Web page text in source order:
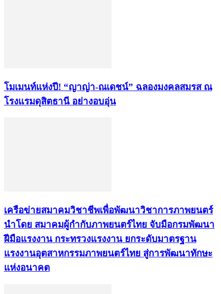
โมเมนท์แห่งปี! “ญาญ่า-ณเดชน์” ฉลองมงคลสมรส ณ
โรงแรมดุสิตธานี อย่างอบอุ่น
เครือข่ายสมาคมวิชาชีพเพื่อพัฒนาวิชาการภาพยนตร์
นำโดย สมาคมผู้กำกับภาพยนตร์ไทย จับมือกรมพัฒนา
ฝีมือแรงงาน กระทรวงแรงงาน ยกระดับมาตรฐาน
แรงงานอุตสาหกรรมภาพยนตร์ไทย สู่การพัฒนาทักษะ
แห่งอนาคต